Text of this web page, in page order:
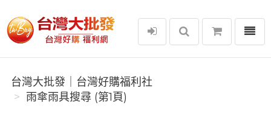
台灣大批發｜台灣好購福利社
選單
台灣大批發｜台灣好購福利社
雨傘雨具搜尋 (第1頁)